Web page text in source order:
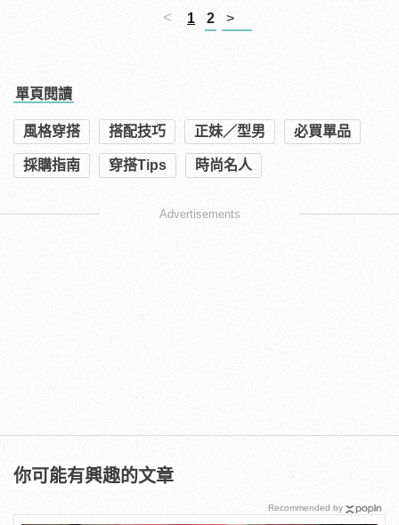
< 1 2 >
單頁閱讀
風格穿搭 搭配技巧 正妹／型男 必買單品
採購指南 穿搭Tips 時尚名人
Advertisements
你可能有興趣的文章
Recommended by